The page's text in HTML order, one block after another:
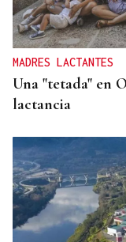
MADRES LACTANTES
Una "tetada" en
lactancia